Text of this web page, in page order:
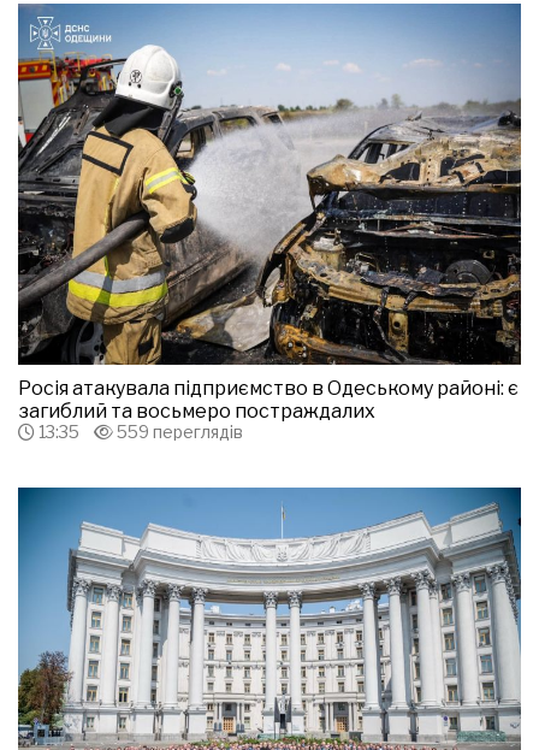
Росія атакувала підприємство в Одеському районі: є
загиблий та восьмеро постраждалих
13:35 559 переглядів